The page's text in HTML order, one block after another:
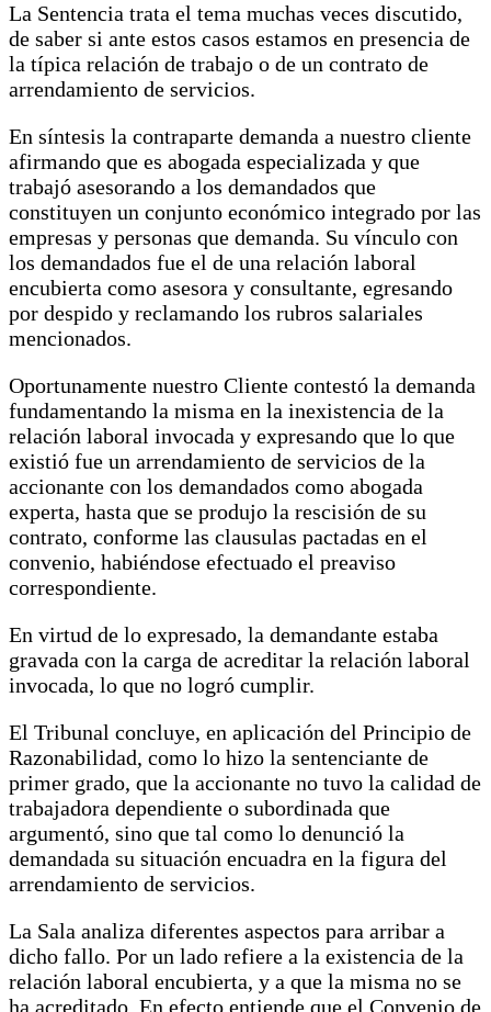
La Sentencia trata el tema muchas veces discutido,
de saber si ante estos casos estamos en presencia de
la típica relación de trabajo o de un contrato de
arrendamiento de servicios.
En síntesis la contraparte demanda a nuestro cliente
afirmando que es abogada especializada y que
trabajó asesorando a los demandados que
constituyen un conjunto económico integrado por las
empresas y personas que demanda. Su vínculo con
los demandados fue el de una relación laboral
encubierta como asesora y consultante, egresando
por despido y reclamando los rubros salariales
mencionados.
Oportunamente nuestro Cliente contestó la demanda
fundamentando la misma en la inexistencia de la
relación laboral invocada y expresando que lo que
existió fue un arrendamiento de servicios de la
accionante con los demandados como abogada
experta, hasta que se produjo la rescisión de su
contrato, conforme las clausulas pactadas en el
convenio, habiéndose efectuado el preaviso
correspondiente.
En virtud de lo expresado, la demandante estaba
gravada con la carga de acreditar la relación laboral
invocada, lo que no logró cumplir.
El Tribunal concluye, en aplicación del Principio de
Razonabilidad, como lo hizo la sentenciante de
primer grado, que la accionante no tuvo la calidad de
trabajadora dependiente o subordinada que
argumentó, sino que tal como lo denunció la
demandada su situación encuadra en la figura del
arrendamiento de servicios.
La Sala analiza diferentes aspectos para arribar a
dicho fallo. Por un lado refiere a la existencia de la
relación laboral encubierta, y a que la misma no se
ha acreditado. En efecto entiende que el Convenio de